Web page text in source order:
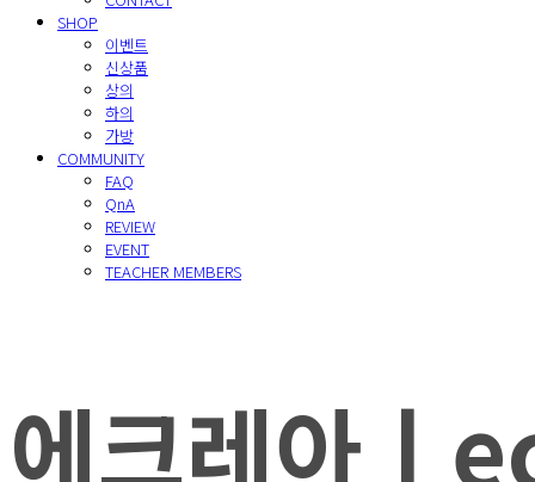
SHOP
이벤트
신상품
상의
하의
가방
COMMUNITY
FAQ
QnA
REVIEW
EVENT
TEACHER MEMBERS
에크레아ㅣ